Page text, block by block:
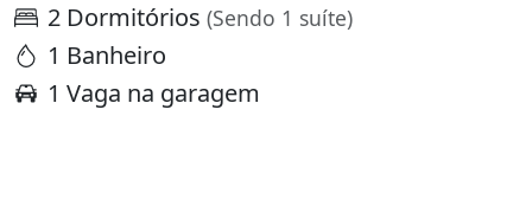
2 Dormitórios (Sendo 1 suíte)
1 Banheiro
1 Vaga na garagem